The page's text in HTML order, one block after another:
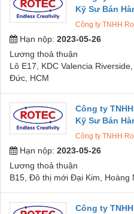
Kỹ Sư Bán
Công ty TNHH
Hạn nộp: 2023-05-26
Lương thoả thuận
Lô E17, KDC Valencia
Đức, HCM
Công ty
Kỹ Sư Bán
Công ty TNHH
Hạn nộp: 2023-05-26
Lương thoả thuận
B15, Đô thị mới Đại Kim, Hoàng
Công ty